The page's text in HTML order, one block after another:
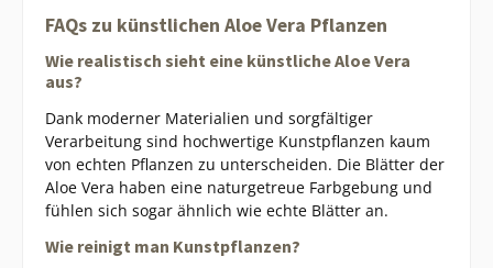
FAQs zu künstlichen Aloe Vera Pflanzen
Wie realistisch sieht eine künstliche Aloe Vera
aus?
Dank moderner Materialien und sorgfältiger
Verarbeitung sind hochwertige Kunstpflanzen kaum
von echten Pflanzen zu unterscheiden. Die Blätter der
Aloe Vera haben eine naturgetreue Farbgebung und
fühlen sich sogar ähnlich wie echte Blätter an.
Wie reinigt man Kunstpflanzen?